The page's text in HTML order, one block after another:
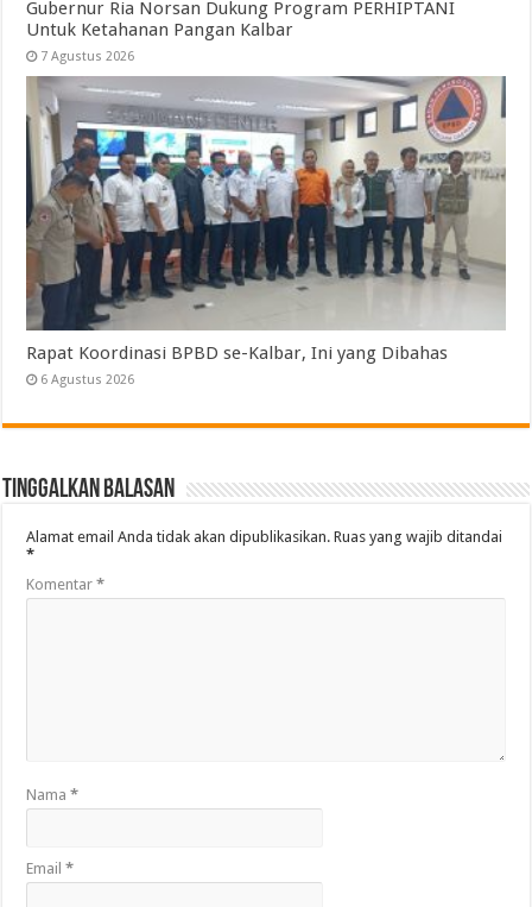
Gubernur Ria Norsan Dukung Program PERHIPTANI
Untuk Ketahanan Pangan Kalbar
7 Agustus 2026
Rapat Koordinasi BPBD se-Kalbar, Ini yang Dibahas
6 Agustus 2026
Tinggalkan Balasan
Alamat email Anda tidak akan dipublikasikan. Ruas yang wajib ditandai
*
Komentar*
Nama*
Email*